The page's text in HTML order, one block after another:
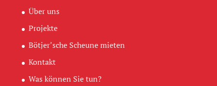
Über uns
Projekte
Bötjer’sche Scheune mieten
Kontakt
Was können Sie tun?